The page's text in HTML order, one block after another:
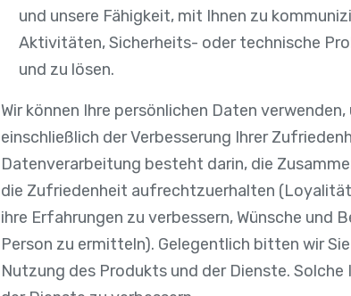
und unsere Fähigkeit, mit Ihnen zu
Aktivitäten, Sicherheits- oder technische
und zu lösen.
Wir können Ihre persönlichen Daten
einschließlich der Verbesserung Ihrer
Datenverarbeitung besteht darin, die
die Zufriedenheit aufrechtzuerhalten
ihre Erfahrungen zu verbessern, Wünsche
Person zu ermitteln). Gelegentlich bitten wir
Nutzung des Produkts und der Dienste.